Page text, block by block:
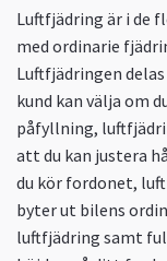
Luftfjädring är i de
med ordinarie
Luftfjädringen
kund kan välja om
påfyllning,
att du kan justera
du kör fordonet,
byter ut bilens
luftfjädring samt